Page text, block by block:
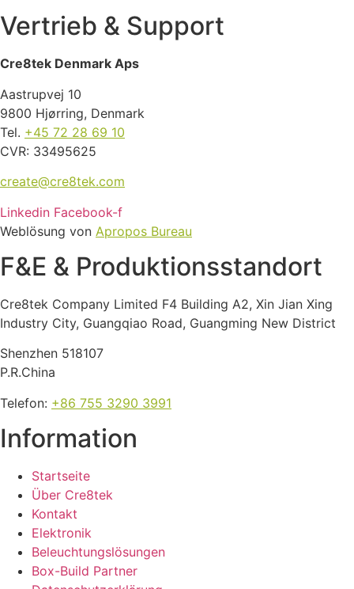
Vertrieb & Support
Cre8tek Denmark Aps
Aastrupvej 10
9800 Hjørring, Denmark
Tel. +45 72 28 69 10
CVR: 33495625
create@cre8tek.com
Linkedin Facebook-f
Weblösung von Apropos Bureau
F&E & Produktions­standort
Cre8tek Company Limited F4 Building A2, Xin Jian Xing
Industry City, Guangqiao Road, Guangming New District
Shenzhen 518107
P.R.China
Telefon: +86 755 3290 3991
Information
Startseite
Über Cre8tek
Kontakt
Elektronik
Beleuchtungslösungen
Box-Build Partner